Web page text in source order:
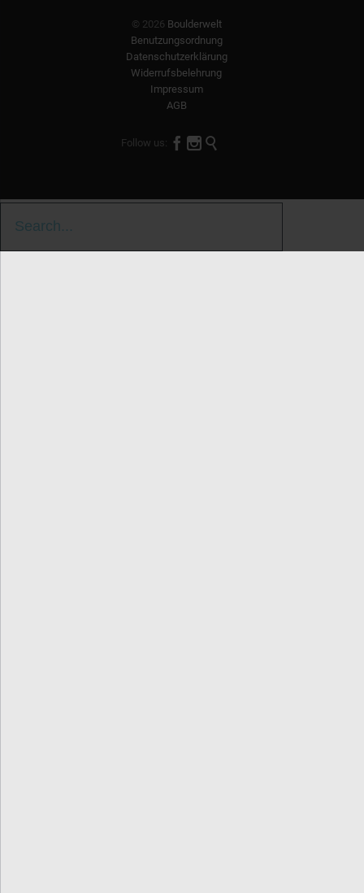
© 2026 Boulderwelt
Benutzungsordnung
Datenschutzerklärung
Widerrufsbelehrung
Impressum
AGB
Follow us:   